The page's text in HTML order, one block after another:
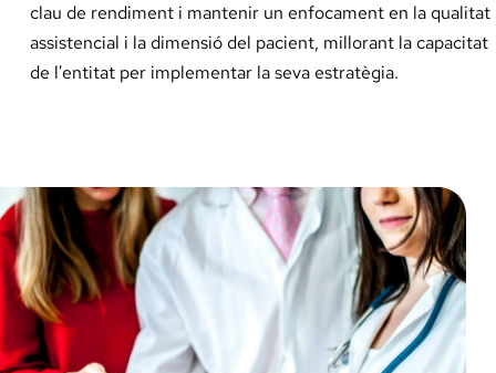
clau de rendiment i mantenir un enfocament en la qualitat
assistencial i la dimensió del pacient, millorant la capacitat
de l'entitat per implementar la seva estratègia.